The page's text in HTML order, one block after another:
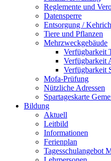
Reglemente und
Datensperre
Entsorgung /
Tiere und Pflanzen
Mehrzweckgebäude
Verfügbarkeit
Verfügbarkeit
Verfügbarkeit
Mofa-Prüfung
Nützliche Adressen
Spartageskarte
Bildung
Aktuell
Leitbild
Informationen
Ferienplan
Tagesschulangebot